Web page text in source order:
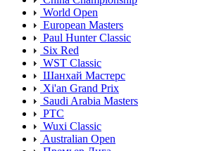
World Open
European Masters
Paul Hunter Classic
Six Red
WST Classic
Шанхай Мастерс
Xi'an Grand Prix
Saudi Arabia Masters
PTC
Wuxi Classic
Australian Open